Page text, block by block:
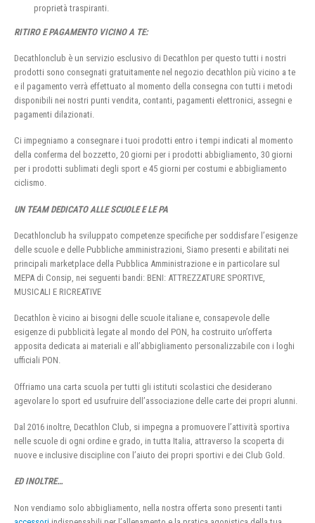
proprietà traspiranti.
RITIRO E PAGAMENTO VICINO A TE:
Decathlonclub è un servizio esclusivo di Decathlon per questo tutti i nostri
prodotti sono consegnati gratuitamente nel negozio decathlon più vicino a te
e il pagamento verrà effettuato al momento della consegna con tutti i metodi
disponibili nei nostri punti vendita, contanti, pagamenti elettronici, assegni e
pagamenti dilazionati.
Ci impegniamo a consegnare i tuoi prodotti entro i tempi indicati al momento
della conferma del bozzetto, 20 giorni per i prodotti abbigliamento, 30 giorni
per i prodotti sublimati degli sport e 45 giorni per costumi e abbigliamento
ciclismo.
UN TEAM DEDICATO ALLE SCUOLE E LE PA
Decathlonclub ha sviluppato competenze specifiche per soddisfare l’esigenze
delle scuole e delle Pubbliche amministrazioni, Siamo presenti e abilitati nei
principali marketplace della Pubblica Amministrazione e in particolare sul
MEPA di Consip, nei seguenti bandi: BENI: ATTREZZATURE SPORTIVE,
MUSICALI E RICREATIVE
Decathlon è vicino ai bisogni delle scuole italiane e, consapevole delle
esigenze di pubblicità legate al mondo del PON, ha costruito un’offerta
apposita dedicata ai materiali e all’abbigliamento personalizzabile con i loghi
ufficiali PON.
Offriamo una carta scuola per tutti gli istituti scolastici che desiderano
agevolare lo sport ed usufruire dell’associazione delle carte dei propri alunni.
Dal 2016 inoltre, Decathlon Club, si impegna a promuovere l’attività sportiva
nelle scuole di ogni ordine e grado, in tutta Italia, attraverso la scoperta di
nuove e inclusive discipline con l’aiuto dei propri sportivi e dei Club Gold.
ED INOLTRE…
Non vendiamo solo abbigliamento, nella nostra offerta sono presenti tanti